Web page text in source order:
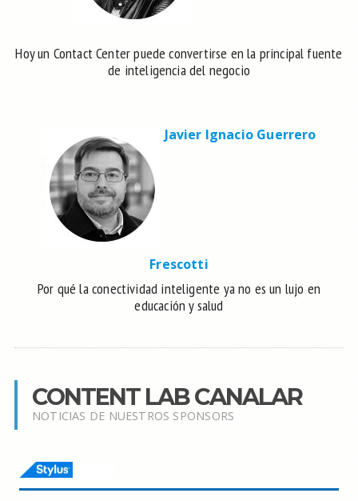
Hoy un Contact Center puede convertirse en la principal fuente
de inteligencia del negocio
Javier Ignacio Guerrero
Frescotti
Por qué la conectividad inteligente ya no es un lujo en
educación y salud
CONTENT LAB CANALAR
NOTICIAS DE NUESTROS SPONSORS